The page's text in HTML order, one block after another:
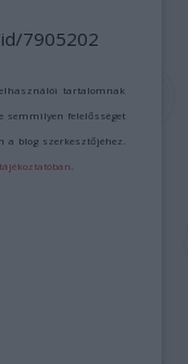
7905202
tartalomnak
semmilyen felelősséget
blog szerkesztőjéhez.